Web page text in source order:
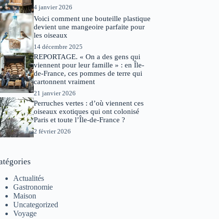
4 janvier 2026
Voici comment une bouteille plastique
devient une mangeoire parfaite pour
les oiseaux
14 décembre 2025
REPORTAGE. « On a des gens qui
viennent pour leur famille » : en Île-
de-France, ces pommes de terre qui
cartonnent vraiment
21 janvier 2026
Perruches vertes : d’où viennent ces
oiseaux exotiques qui ont colonisé
Paris et toute l’Île-de-France ?
2 février 2026
Actualités
Gastronomie
Maison
Uncategorized
Voyage